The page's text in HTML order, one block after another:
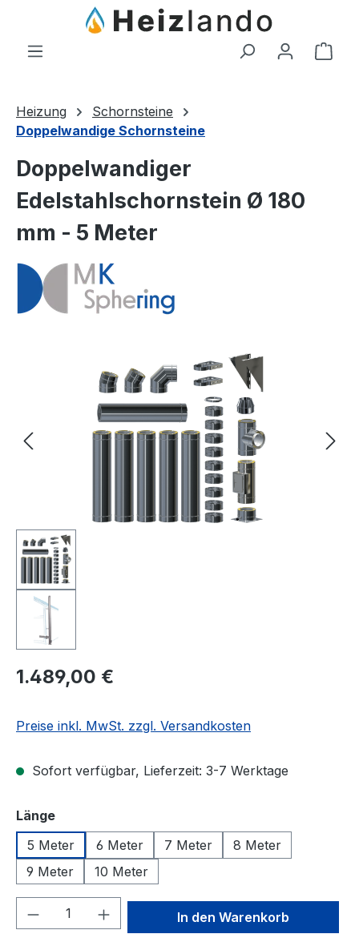
Zum Hauptinhalt springen
Heizung
Schornsteine
Doppelwandige Schornsteine
Doppelwandiger
Edelstahlschornstein Ø 180
mm - 5 Meter
Regulärer Preis:
1.489,00 €
Preise inkl. MwSt. zzgl. Versandkosten
Sofort verfügbar, Lieferzeit: 3-7 Werktage
Längeauswählen
5 Meter
6 Meter 7 Meter
8 Meter
9 Meter
10 Meter
Produkt Anzahl: Gib denIn den Warenkorb